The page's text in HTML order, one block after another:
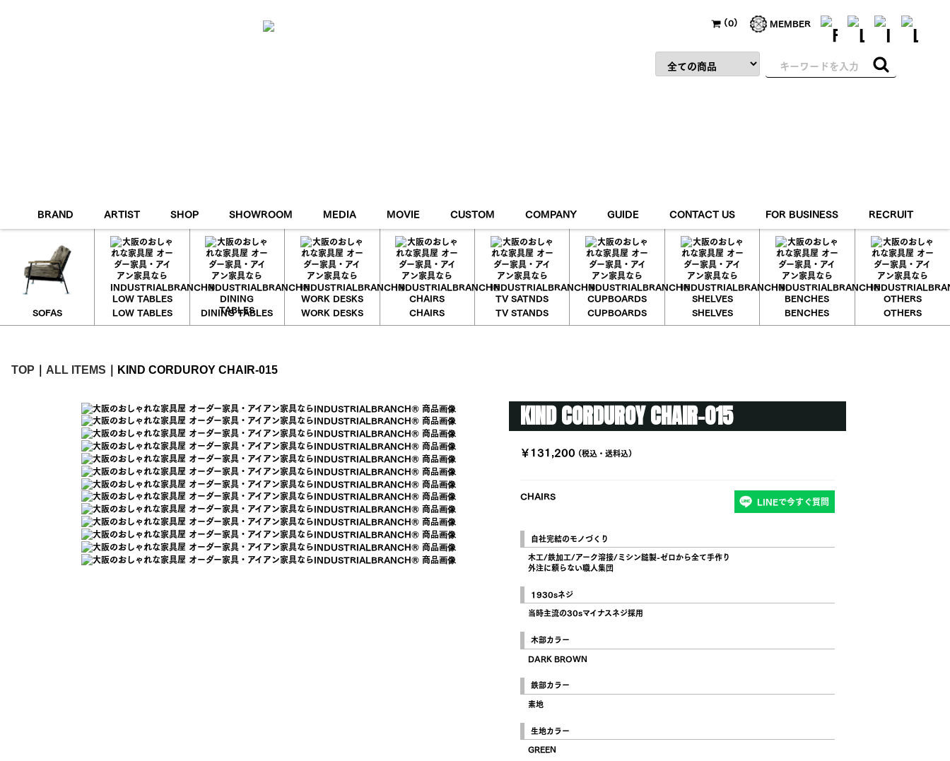
(0) MEMBER
BRAND ARTIST SHOP SHOWROOM MEDIA MOVIE CUSTOM COMPANY GUIDE
GUIDE DELIVERY PAYMENT RETURN&CANCEL
MAINTENANCE SAMPLE MEMBER
CONTACT US FOR BUSINESS RECRUIT
SOFAS LOW TABLES DINING TABLES WORK DESKS CHAIRS TV STANDS CUPBOARDS SHELVES BENCHES OTHERS
TOP ALL ITEMS KIND CORDUROY CHAIR-015
KIND CORDUROY CHAIR-015
￥131,200 (税込・送料込)
CHAIRS LINEで今すぐ質問
自社完結のモノづくり
木工/鉄加工/アーク溶接/ミシン縫製-ゼロから全て手作り
外注に頼らない職人集団
1930sネジ
当時主流の30sマイナスネジ採用
木部カラー
DARK BROWN
鉄部カラー
素地
生地カラー
GREEN